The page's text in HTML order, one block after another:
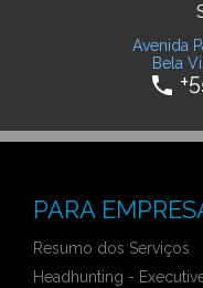
Avenida
Bela
phone
PARA
Resumo dos Serviços
Headhunting -